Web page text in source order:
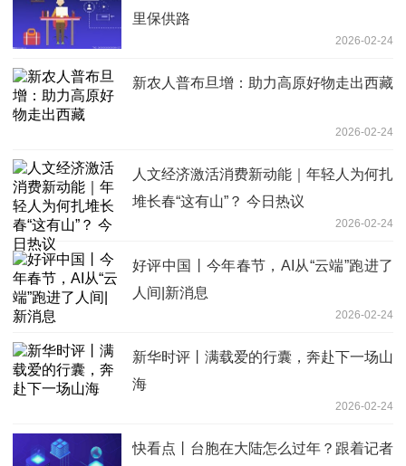
里保供路
2026-02-24
新农人普布旦增：助力高原好物走出西藏
2026-02-24
人文经济激活消费新动能｜年轻人为何扎
堆长春“这有山”？ 今日热议
2026-02-24
好评中国丨今年春节，AI从“云端”跑进了
人间|新消息
2026-02-24
新华时评丨满载爱的行囊，奔赴下一场山
海
2026-02-24
快看点丨台胞在大陆怎么过年？跟着记者